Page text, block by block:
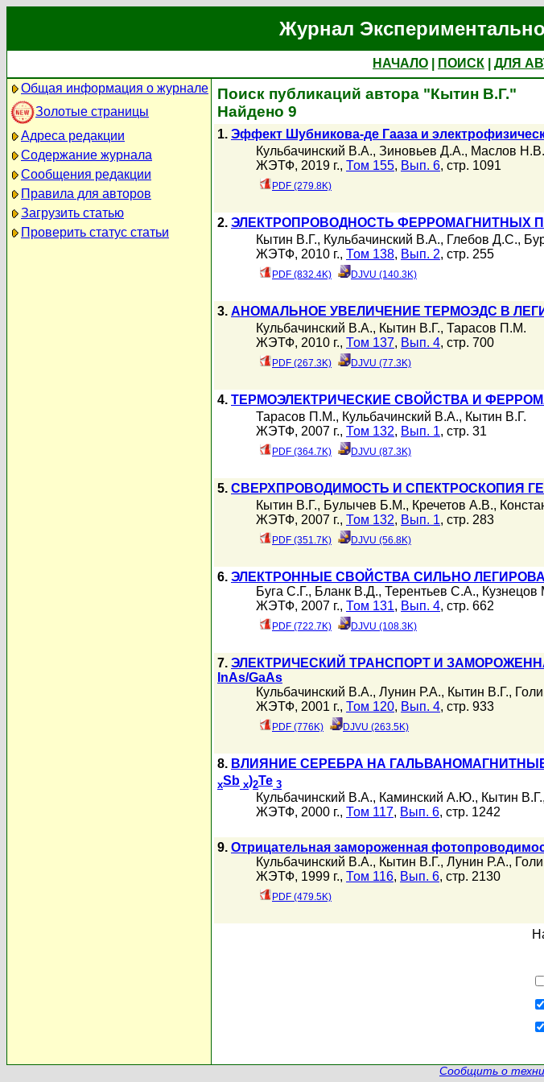
Журнал
НАЧАЛО ПОИСК ДЛЯ
Общая информация о журнале
Золотые страницы
Адреса редакции
Содержание журнала
Сообщения редакции
Правила для авторов
Загрузить статью
Проверить статус статьи
Поиск публикаций автора "Кытин В.Г."
Найдено 9
1. Эффект Шубникова-де Гааза и
Кульбачинский В.А., Зиновьев Д.А., Маслов Н.В.
ЖЭТФ, 2019 г., Том 155, Вып. 6, стр. 1091
PDF (279.8K)
2. ЭЛЕКТРОПРОВОДНОСТЬ ФЕРРОМАГНИТНЫХ
Кытин В.Г., Кульбачинский В.А., Глебов Д.С.,
ЖЭТФ, 2010 г., Том 138, Вып. 2, стр. 255
PDF (832.4K) DJVU (140.3K)
3. АНОМАЛЬНОЕ УВЕЛИЧЕНИЕ ТЕРМОЭДС В
Кульбачинский В.А., Кытин В.Г., Тарасов П.М.
ЖЭТФ, 2010 г., Том 137, Вып. 4, стр. 700
PDF (267.3K) DJVU (77.3K)
4. ТЕРМОЭЛЕКТРИЧЕСКИЕ СВОЙСТВА И
Тарасов П.М., Кульбачинский В.А., Кытин В.Г.
ЖЭТФ, 2007 г., Том 132, Вып. 1, стр. 31
PDF (364.7K) DJVU (87.3K)
5. СВЕРХПРОВОДИМОСТЬ И СПЕКТРОСКОПИЯ
Кытин В.Г., Булычев Б.М., Кречетов А.В.,
ЖЭТФ, 2007 г., Том 132, Вып. 1, стр. 283
PDF (351.7K) DJVU (56.8K)
6. ЭЛЕКТРОННЫЕ СВОЙСТВА СИЛЬНО
Буга С.Г., Бланк В.Д., Терентьев С.А., Кузнецов
ЖЭТФ, 2007 г., Том 131, Вып. 4, стр. 662
PDF (722.7K) DJVU (108.3K)
7. ЭЛЕКТРИЧЕСКИЙ ТРАНСПОРТ И
InAs/GaAs
Кульбачинский В.А., Лунин Р.А., Кытин В.Г.,
ЖЭТФ, 2001 г., Том 120, Вып. 4, стр. 933
PDF (776K) DJVU (263.5K)
8. ВЛИЯНИЕ СЕРЕБРА НА
xSb x)2Te 3
Кульбачинский В.А., Каминский А.Ю., Кытин В.Г.,
ЖЭТФ, 2000 г., Том 117, Вып. 6, стр. 1242
9. Отрицательная замороженная
Кульбачинский В.А., Кытин В.Г., Лунин Р.А.,
ЖЭТФ, 1999 г., Том 116, Вып. 6, стр. 2130
PDF (479.5K)
Сообщить о